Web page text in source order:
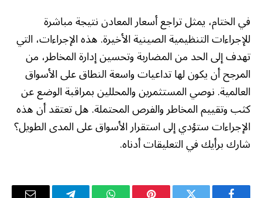
في الختام، يمثل تراجع أسعار المعادن نتيجة مباشرة
للإجراءات التنظيمية الصينية الأخيرة. هذه الإجراءات، التي
تهدف إلى الحد من المضاربة وتحسين إدارة المخاطر، من
المرجح أن يكون لها تداعيات واسعة النطاق على الأسواق
العالمية. نوصي المستثمرين والمحللين بمراقبة الوضع عن
كثب وتقييم المخاطر والفرص المحتملة. هل تعتقد أن هذه
الإجراءات ستؤدي إلى استقرار الأسواق على المدى الطويل؟
شارك برأيك في التعليقات أدناه.